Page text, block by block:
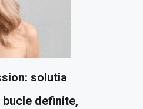
solutia
definite,